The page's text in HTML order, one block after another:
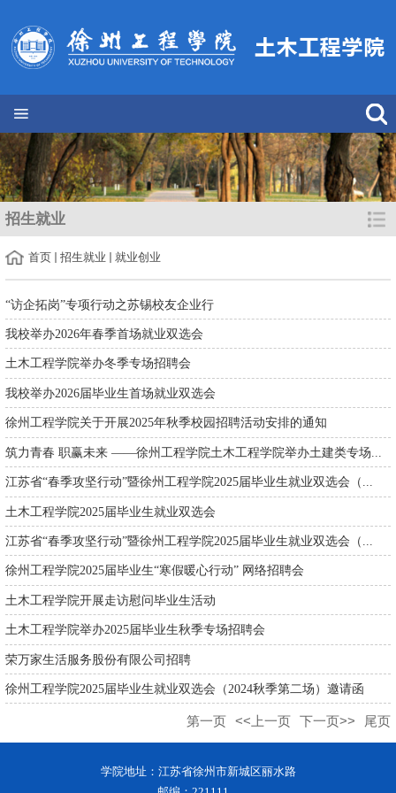
招生就业
首页 招生就业 就业创业
“访企拓岗”专项行动之苏锡校友企业行
我校举办2026年春季首场就业双选会
土木工程学院举办冬季专场招聘会
我校举办2026届毕业生首场就业双选会
徐州工程学院关于开展2025年秋季校园招聘活动安排的通知
筑力青春 职赢未来 ——徐州工程学院土木工程学院举办土建类专场...
江苏省“春季攻坚行动”暨徐州工程学院2025届毕业生就业双选会（...
土木工程学院2025届毕业生就业双选会
江苏省“春季攻坚行动”暨徐州工程学院2025届毕业生就业双选会（...
徐州工程学院2025届毕业生“寒假暖心行动” 网络招聘会
土木工程学院开展走访慰问毕业生活动
土木工程学院举办2025届毕业生秋季专场招聘会
荣万家生活服务股份有限公司招聘
徐州工程学院2025届毕业生就业双选会（2024秋季第二场）邀请函
第一页 <<上一页 下一页>> 尾页
学院地址：江苏省徐州市新城区丽水路